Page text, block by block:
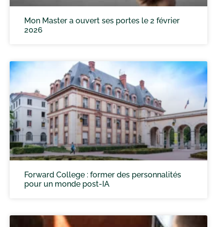
Mon Master a ouvert ses portes le 2 février
2026
Forward College : former des personnalités
pour un monde post-IA